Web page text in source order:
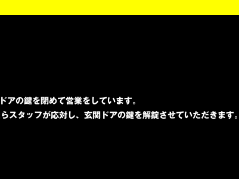
の鍵を閉めて営業をしています。
タッフが応対し、玄関ドアの鍵を解錠させていただきます。